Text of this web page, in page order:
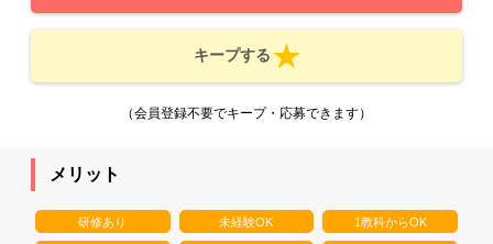
キープする
（会員登録不要でキープ・応募できます）
メリット
研修あり 未経験OK 1教科からOK